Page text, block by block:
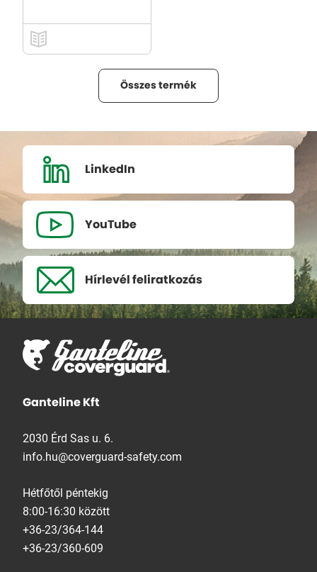
Összes termék
LinkedIn
YouTube
Hírlevél feliratkozás
Ganteline Kft
2030 Érd Sas u. 6.
info.hu@coverguard-safety.com
Hétfőtől péntekig
8:00-16:30 között
+36-23/364-144
+36-23/360-609